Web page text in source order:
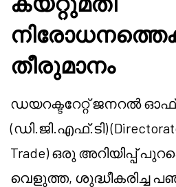
തീരുമാനം
ഡയറക്ടറേറ്റ് ജനറൽ
(ഡി.ജി.എഫ്.ടി)
Trade) ഒരു അറിയിപ്പ്
വെളുത്ത, ശുദ്ധീകരിച്ച